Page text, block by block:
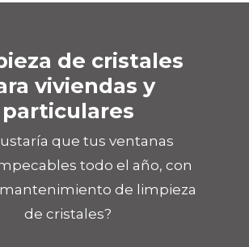
de cristales
viviendas y
particulares
que tus ventanas
todo el año, con
de limpieza
de cristales?